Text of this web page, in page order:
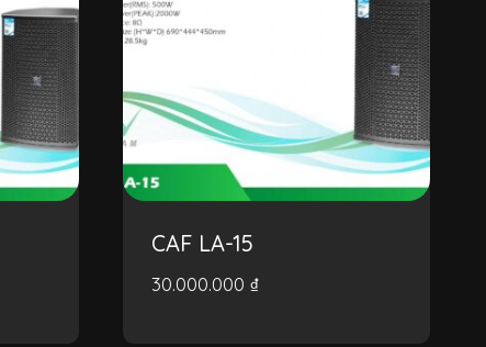
CAF LA-15
30.000.000 ₫